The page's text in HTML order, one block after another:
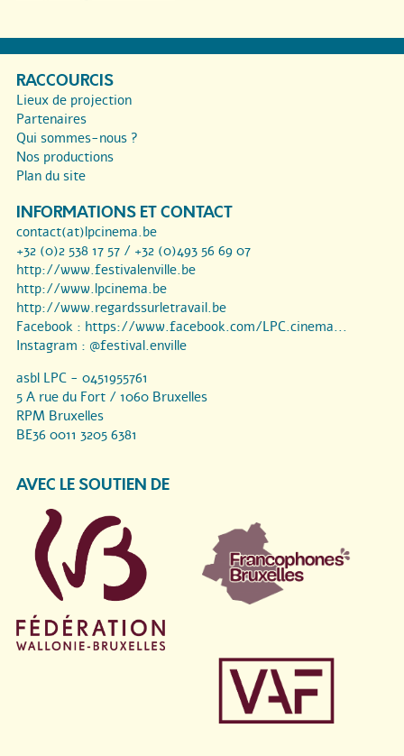
RACCOURCIS
Lieux de projection
Partenaires
Qui sommes-nous ?
Nos productions
Plan du site
INFORMATIONS ET CONTACT
contact(at)lpcinema.be
+32 (0)2 538 17 57 / +32 (0)493 56 69 07
http://www.festivalenville.be
http://www.lpcinema.be
http://www.regardssurletravail.be
Facebook : https://www.facebook.com/LPC.cinema...
Instagram : @festival.enville
asbl LPC - 0451955761
5 A rue du Fort / 1060 Bruxelles
RPM Bruxelles
BE36 0011 3205 6381
AVEC LE SOUTIEN DE